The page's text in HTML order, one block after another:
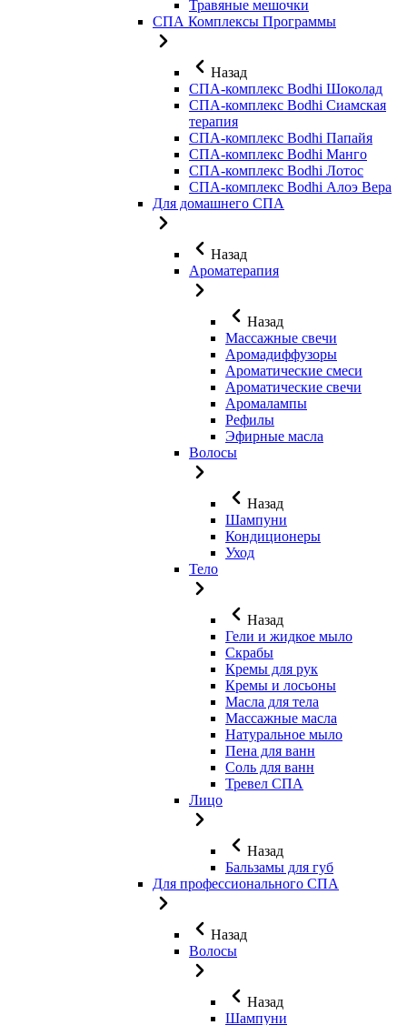
Травяные мешочки
СПА Комплексы Программы
Назад
СПА-комплекс Bodhi Шоколад
СПА-комплекс Bodhi Сиамская
терапия
СПА-комплекс Bodhi Папайя
СПА-комплекс Bodhi Манго
СПА-комплекс Bodhi Лотос
СПА-комплекс Bodhi Алоэ Вера
Для домашнего СПА
Назад
Ароматерапия
Назад
Массажные свечи
Аромадиффузоры
Ароматические смеси
Ароматические свечи
Аромалампы
Рефилы
Эфирные масла
Волосы
Назад
Шампуни
Кондиционеры
Уход
Тело
Назад
Гели и жидкое мыло
Скрабы
Кремы для рук
Кремы и лосьоны
Масла для тела
Массажные масла
Натуральное мыло
Пена для ванн
Соль для ванн
Тревел СПА
Лицо
Назад
Бальзамы для губ
Для профессионального СПА
Назад
Волосы
Назад
Шампуни